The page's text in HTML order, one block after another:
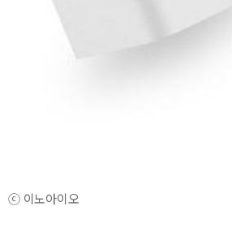
ⓒ 이노아이오